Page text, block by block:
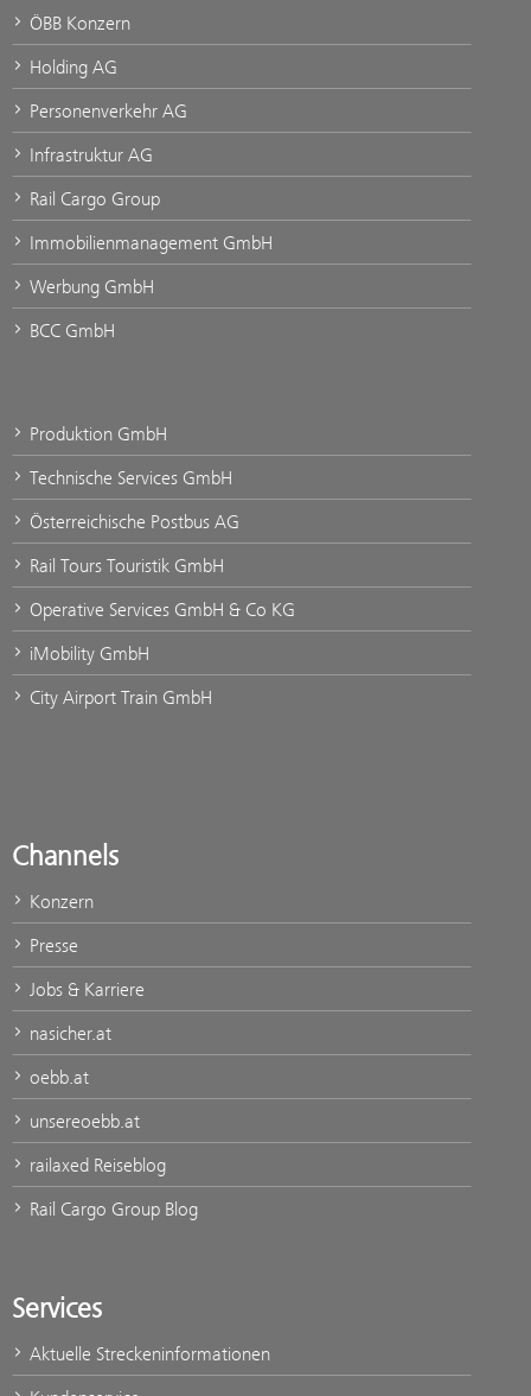
ÖBB Konzern
Holding AG
Personenverkehr AG
Infrastruktur AG
Rail Cargo Group
Immobilienmanagement GmbH
Werbung GmbH
BCC GmbH
Produktion GmbH
Technische Services GmbH
Österreichische Postbus AG
Rail Tours Touristik GmbH
Operative Services GmbH & Co KG
iMobility GmbH
City Airport Train GmbH
Channels
Konzern
Presse
Jobs & Karriere
nasicher.at
oebb.at
unsereoebb.at
railaxed Reiseblog
Rail Cargo Group Blog
Services
Aktuelle Streckeninformationen